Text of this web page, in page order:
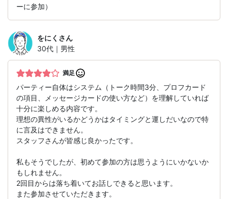
ーに参加）
をにく さん
30代｜男性
満足
パーティー自体はシステム（トーク時間3分、プロフカード
の項目、メッセージカードの使い方など）を理解していれば
十分に楽しめる内容です。
理想の異性がいるかどうかはタイミングと運しだいなので特
に言及はできません。
スタッフさんが皆感じ良かったです。
私もそうでしたが、初めて参加の方は思うようにいかないか
もしれません。
2回目からは落ち着いてお話しできると思います。
また参加させていただきます。